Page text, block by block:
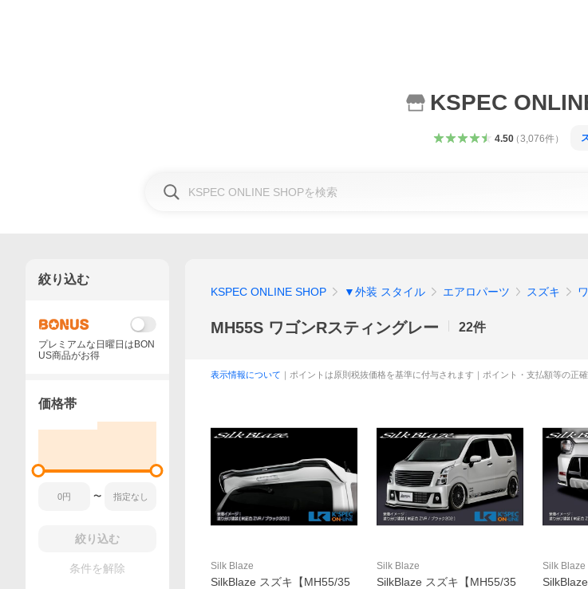
KSPEC
4.50（3,076件）
KSPEC ONLINE SHOP ▼外装 スタイル エアロパーツ スズキ
MH55S ワゴンRスティングレー 22件
表示情報について ｜ポイントは原則税抜価格を基準に付与されます｜ポイント・支払額等の正
Silk Blaze
SilkBlaze スズキ【MH55/35
Silk Blaze
SilkBlaze スズキ【MH55/35
Silk Blaze
絞り込む
プレミアムな日曜日はBON
US商品がお得
価格帯
〜
絞り込む
条件を解除